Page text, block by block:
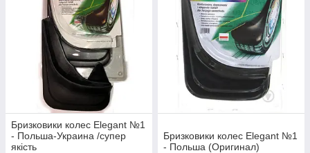
Бризковики колес Elegant №1
- Польша-Украина /супер
якість
Бризковики колес Elegant №1
- Польша (Оригинал)